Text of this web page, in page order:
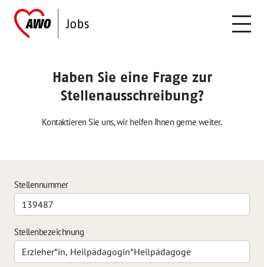
Haben Sie eine Frage zur
Stellenausschreibung?
Kontaktieren Sie uns, wir helfen Ihnen gerne weiter.
Stellennummer
Stellenbezeichnung